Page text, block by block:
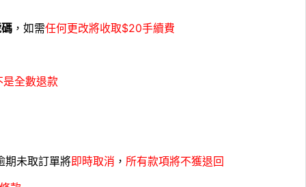
，如需任何更改將收取$20手續費
是全數退款
期未取訂單將即時取消 ， 所有款項將不獲退回